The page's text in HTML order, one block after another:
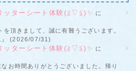
ッターシート体験(≧▽≦)✨ に
頂きまして、誠に有難うございます。
』 (2026/07/31)
ッターシート体験(≧▽≦)✨ に
お時間ありがとうございました。帰り